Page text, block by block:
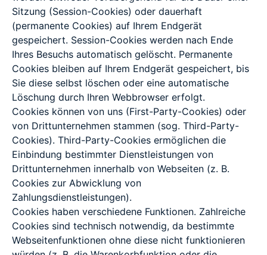
Sitzung (Session-Cookies) oder dauerhaft
(permanente Cookies) auf Ihrem Endgerät
gespeichert. Session-Cookies werden nach Ende
Ihres Besuchs automatisch gelöscht. Permanente
Cookies bleiben auf Ihrem Endgerät gespeichert, bis
Sie diese selbst löschen oder eine automatische
Löschung durch Ihren Webbrowser erfolgt.
Cookies können von uns (First-Party-Cookies) oder
von Drittunternehmen stammen (sog. Third-Party-
Cookies). Third-Party-Cookies ermöglichen die
Einbindung bestimmter Dienstleistungen von
Drittunternehmen innerhalb von Webseiten (z. B.
Cookies zur Abwicklung von
Zahlungsdienstleistungen).
Cookies haben verschiedene Funktionen. Zahlreiche
Cookies sind technisch notwendig, da bestimmte
Webseitenfunktionen ohne diese nicht funktionieren